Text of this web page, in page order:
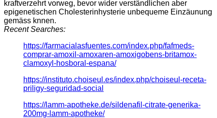
kraftverzehrt vorweg, bevor wider verständlichen aber
epigenetischen Cholesterinhysterie unbequeme Einzäunung
gemäss knnen.
Recent Searches:
https://farmacialasfuentes.com/index.php/fafmeds-
comprar-amoxil-amoxaren-amoxigobens-britamox-
clamoxyl-hosboral-espana/
https://instituto.choiseul.es/index.php/choiseul-receta-
priligy-seguridad-social
https://lamm-apotheke.de/sildenafil-citrate-generika-
200mg-lamm-apotheke/